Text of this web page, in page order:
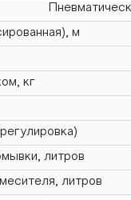
м
кг
литров
литров